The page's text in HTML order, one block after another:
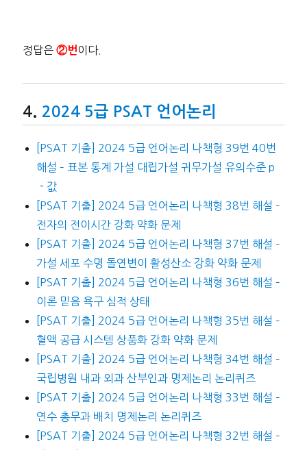
정답은②번 이다.
2024 5급 PSAT 언어논리
[PSAT 기출] 2024 5급 언어논리 나책형 39번 40번
해설 – 표본 통계 가설 대립가설 귀무가설 유의수준 p
－값
[PSAT 기출] 2024 5급 언어논리 나책형 38번 해설 –
전자의 전이시간 강화 약화 문제
[PSAT 기출] 2024 5급 언어논리 나책형 37번 해설 –
가설 세포 수명 돌연변이 활성산소 강화 약화 문제
[PSAT 기출] 2024 5급 언어논리 나책형 36번 해설 –
이론 믿음 욕구 심적 상태
[PSAT 기출] 2024 5급 언어논리 나책형 35번 해설 –
혈액 공급 시스템 상품화 강화 약화 문제
[PSAT 기출] 2024 5급 언어논리 나책형 34번 해설 –
국립병원 내과 외과 산부인과 명제논리 논리퀴즈
[PSAT 기출] 2024 5급 언어논리 나책형 33번 해설 –
연수 총무과 배치 명제논리 논리퀴즈
[PSAT 기출] 2024 5급 언어논리 나책형 32번 해설 –